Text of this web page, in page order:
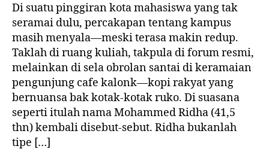
Wawancara
Imajiner
Mohammed
Ridha
di
Cafe
Kalonk
Di suatu pinggiran kota mahasiswa yang tak
seramai dulu, percakapan tentang kampus
masih menyala—meski terasa makin redup.
Taklah di ruang kuliah, takpula di forum resmi,
melainkan di sela obrolan santai di keramaian
pengunjung cafe kalonk—kopi rakyat yang
bernuansa bak kotak-kotak ruko. Di suasana
seperti itulah nama Mohammed Ridha (41,5
thn) kembali disebut-sebut. Ridha bukanlah
tipe […]